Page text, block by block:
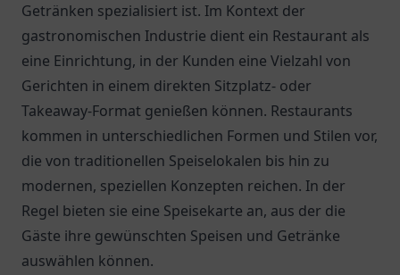
Getränken spezialisiert ist. Im Kontext der
gastronomischen Industrie dient ein Restaurant als
eine Einrichtung, in der Kunden eine Vielzahl von
Gerichten in einem direkten Sitzplatz- oder
Takeaway-Format genießen können. Restaurants
kommen in unterschiedlichen Formen und Stilen vor,
die von traditionellen Speiselokalen bis hin zu
modernen, speziellen Konzepten reichen. In der
Regel bieten sie eine Speisekarte an, aus der die
Gäste ihre gewünschten Speisen und Getränke
auswählen können.